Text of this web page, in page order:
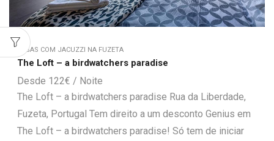
CASAS COM JACUZZI NA FUZETA
The Loft – a birdwatchers paradise
122€
The Loft – a birdwatchers paradise Rua da Liberdade,
Fuzeta, Portugal Tem direito a um desconto Genius em
The Loft – a birdwatchers paradise! Só tem de iniciar